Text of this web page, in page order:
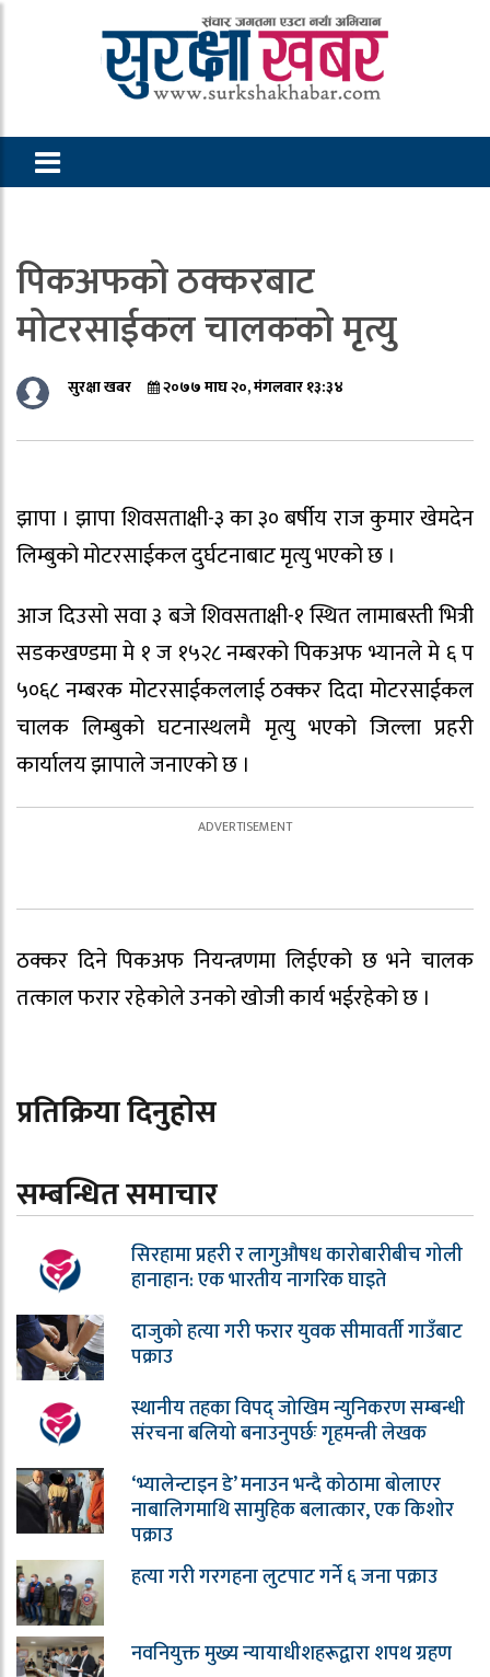
पिकअफको ठक्करबाट
मोटरसाईकल चालकको मृत्यु
सुरक्षा खबर २०७७ माघ २०, मंगलवार १३:३४
झापा । झापा शिवसताक्षी-३ का ३० बर्षीय राज कुमार खेमदेन
लिम्बुको मोटरसाईकल दुर्घटनाबाट मृत्यु भएको छ ।
आज दिउसो सवा ३ बजे शिवसताक्षी-१ स्थित लामाबस्ती भित्री
सडकखण्डमा मे १ ज १५२८ नम्बरको पिकअफ भ्यानले मे ६ प
५०६८ नम्बरक मोटरसाईकललाई ठक्कर दिदा मोटरसाईकल
चालक लिम्बुको घटनास्थलमै मृत्यु भएको जिल्ला प्रहरी
कार्यालय झापाले जनाएको छ ।
ठक्कर दिने पिकअफ नियन्त्रणमा लिईएको छ भने चालक
तत्काल फरार रहेकोले उनको खोजी कार्य भईरहेको छ ।
प्रतिक्रिया दिनुहोस
सम्बन्धित समाचार
सिरहामा प्रहरी र लागुऔषध कारोबारीबीच गोली
हानाहान: एक भारतीय नागरिक घाइते
दाजुको हत्या गरी फरार युवक सीमावर्ती गाउँबाट
पक्राउ
स्थानीय तहका विपद् जोखिम न्युनिकरण सम्बन्धी
संरचना बलियो बनाउनुपर्छः गृहमन्त्री लेखक
‘भ्यालेन्टाइन डे’ मनाउन भन्दै कोठामा बोलाएर
नाबालिगमाथि सामुहिक बलात्कार, एक किशोर
पक्राउ
हत्या गरी गरगहना लुटपाट गर्ने ६ जना पक्राउ
नवनियुक्त मुख्य न्यायाधीशहरूद्वारा शपथ ग्रहण